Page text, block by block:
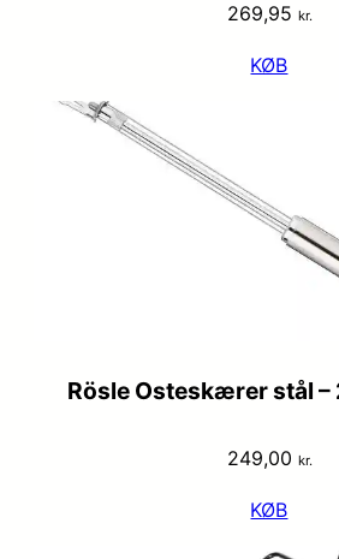
269,95 kr.
KØB
Rösle Osteskærer stål –
249,00 kr.
KØB